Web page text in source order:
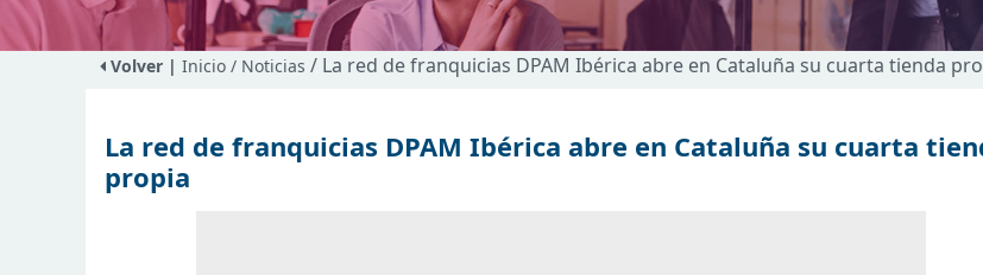
Volver | Inicio / Noticias / La red de franquicias DPAM Ibérica abre en Cataluña su cuarta tienda
La red de franquicias DPAM Ibérica abre en Cataluña su cuarta
propia